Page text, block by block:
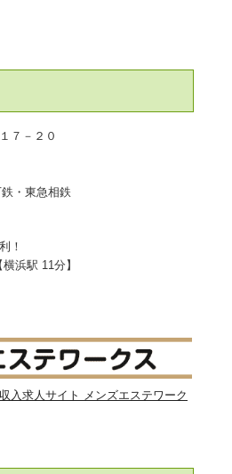
７－２０
・東急相鉄
！
浜駅 11分】
入求人サイト メンズエステワーク